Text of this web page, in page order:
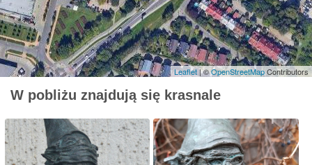
Leaflet| ©OpenStreetMapContributors
W pobliżu znajdują się krasnale